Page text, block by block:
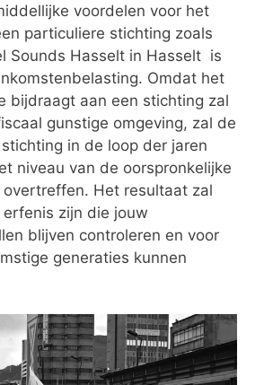
voordelen voor het
particuliere stichting zoals
Sounds Hasselt in Hasselt is
Omdat het
bijdraagt aan een stichting zal
gunstige omgeving, zal de
in de loop der jaren
niveau van de oorspronkelijke
Het resultaat zal
zijn die jouw
blijven controleren en voor
generaties kunnen